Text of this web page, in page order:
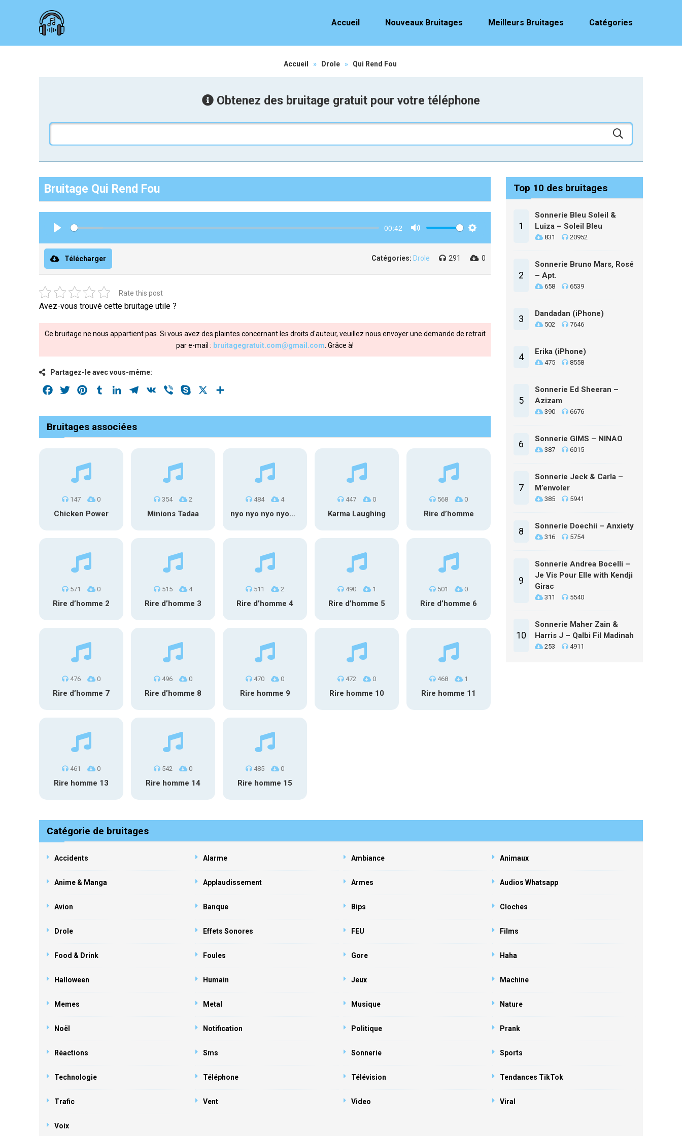
Accueil Nouveaux Bruitages Meilleurs Bruitages Catégories
Accueil » Drole » Qui Rend Fou
Obtenez des bruitage gratuit pour votre téléphone
Bruitage Qui Rend Fou
00:42
Télécharger Catégories: Drole 291 0
Rate this post
Avez-vous trouvé cette bruitage utile ?
Ce bruitage ne nous appartient pas. Si vous avez des plaintes concernant les droits d'auteur, veuillez nous envoyer une demande de retrait
par e-mail : bruitagegratuit.com@gmail.com . Grâce à!
Partagez-le avec vous-même:
Facebook
Twitter PinterestTumblrLinkedInTelegram
VK Viber Skype
Bruitages associées
147 0
Chicken Power
354 2
Minions Tadaa
484 4
nyo nyo nyo nyoooo
447 0
Karma Laughing
568 0
Rire d’homme
571 0
Rire d’homme 2
515 4
Rire d’homme 3
511 2
Rire d’homme 4
490 1
Rire d’homme 5
501 0
Rire d’homme 6
476 0
Rire d’homme 7
496 0
Rire d’homme 8
470 0
Rire homme 9
472 0
Rire homme 10
468 1
Rire homme 11
461 0
Rire homme 13
542 0
Rire homme 14
485 0
Rire homme 15
Top 10 des bruitages
1
Sonnerie Bleu Soleil &
Luiza – Soleil Bleu
831 20952
2
Sonnerie Bruno Mars, Rosé
– Apt.
658 6539
3 Dandadan (iPhone)
502 7646
4 Erika (iPhone)
475 8558
5
Sonnerie Ed Sheeran –
Azizam
390 6676
6 Sonnerie GIMS – NINAO
387 6015
7
Sonnerie Jeck & Carla –
M’envoler
385 5941
8 Sonnerie Doechii – Anxiety
316 5754
9
Sonnerie Andrea Bocelli –
Je Vis Pour Elle with Kendji
Girac
311 5540
10
Sonnerie Maher Zain &
Harris J – Qalbi Fil Madinah
253 4911
Catégorie de bruitages
Accidents Alarme Ambiance Animaux
Anime & Manga Applaudissement Armes Audios Whatsapp
Avion Banque Bips Cloches
Drole Effets Sonores FEU Films
Food & Drink Foules Gore Haha
Halloween Humain Jeux Machine
Memes Metal Musique Nature
Noël Notification Politique Prank
Réactions Sms Sonnerie Sports
Technologie Téléphone Télévision Tendances TikTok
Trafic Vent Video Viral
Voix